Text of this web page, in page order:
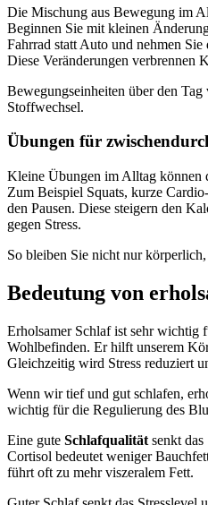
Die Mischung aus Bewegung im
Beginnen Sie mit kleinen
Fahrrad statt Auto und nehmen
Diese Veränderungen verbrennen
Bewegungseinheiten über den Tag
Stoffwechsel.
Übungen für
Kleine Übungen im Alltag können
Zum Beispiel Squats, kurze
den Pausen. Diese steigern den
gegen Stress.
So bleiben Sie nicht nur
Bedeutung von
Erholsamer Schlaf ist sehr wichtig
Wohlbefinden. Er hilft unserem
Gleichzeitig wird Stress reduziert
Wenn wir tief und gut schlafen,
wichtig für die Regulierung des
Eine gute Schlafqualität senkt
Cortisol bedeutet weniger
führt oft zu mehr viszeralem Fett.